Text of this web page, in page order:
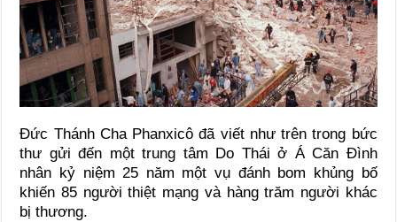
Đức Thánh Cha Phanxicô đã viết như trên trong bức
thư gửi đến một trung tâm Do Thái ở Á Căn Đình
nhân kỷ niệm 25 năm một vụ đánh bom khủng bố
khiến 85 người thiệt mạng và hàng trăm người khác
bị thương.